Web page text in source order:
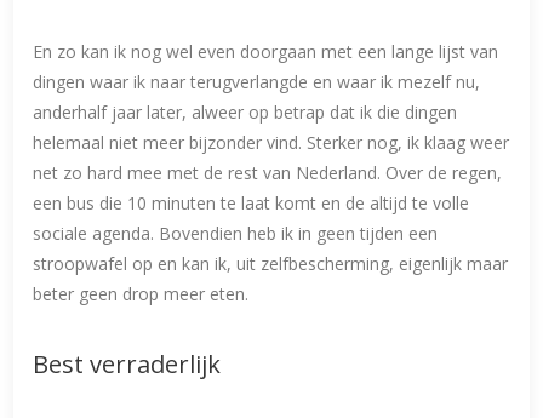
En zo kan ik nog wel even doorgaan met een lange lijst van
dingen waar ik naar terugverlangde en waar ik mezelf nu,
anderhalf jaar later, alweer op betrap dat ik die dingen
helemaal niet meer bijzonder vind. Sterker nog, ik klaag weer
net zo hard mee met de rest van Nederland. Over de regen,
een bus die 10 minuten te laat komt en de altijd te volle
sociale agenda. Bovendien heb ik in geen tijden een
stroopwafel op en kan ik, uit zelfbescherming, eigenlijk maar
beter geen drop meer eten.
Best verraderlijk